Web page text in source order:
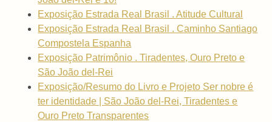
Exposição Estrada Real Brasil . Atitude Cultural
Exposição Estrada Real Brasil . Caminho Santiago
Compostela Espanha
Exposição Patrimônio . Tiradentes, Ouro Preto e
São João del-Rei
Exposição/Resumo do Livro e Projeto Ser nobre é
ter identidade | São João del-Rei, Tiradentes e
Ouro Preto Transparentes